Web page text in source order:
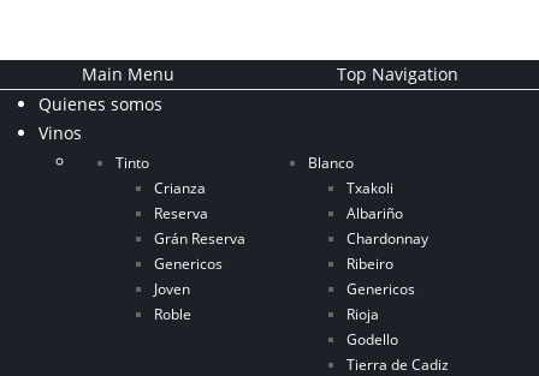
Main Menu
Top Navigation
Quienes somos
Vinos
Tinto
Crianza
Reserva
Grán Reserva
Genericos
Joven
Roble
Blanco
Txakoli
Albariño
Chardonnay
Ribeiro
Genericos
Rioja
Godello
Tierra de Cadiz